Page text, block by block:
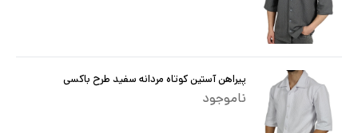
پیراهن آستین کوتاه مردانه سفید طرح باکسی
ناموجود